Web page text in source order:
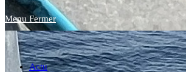
search
Menu Fermer
Actu